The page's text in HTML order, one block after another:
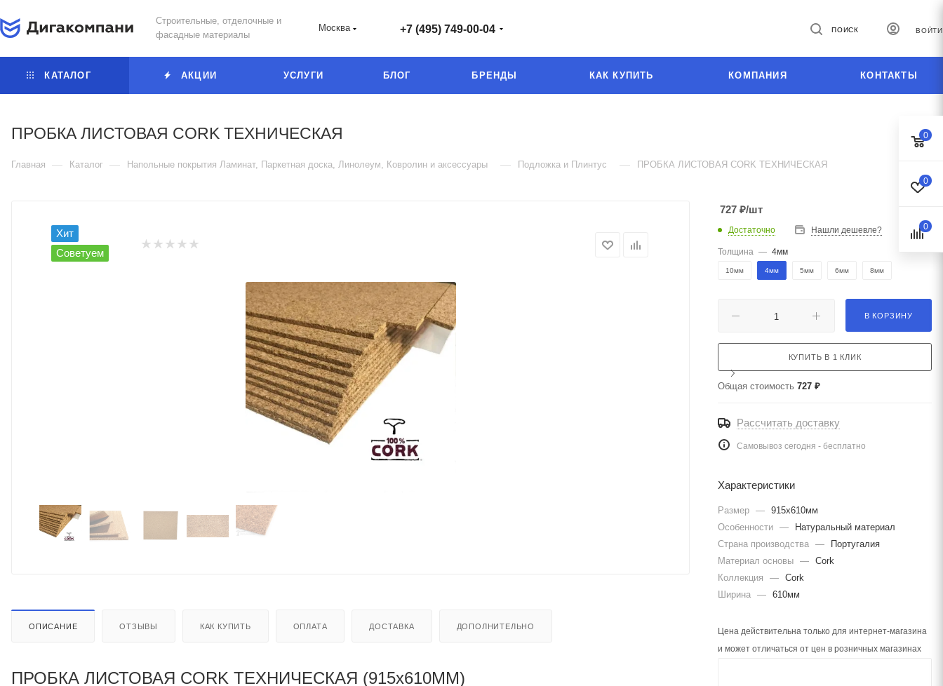
Строительные, отделочные и
фасадные материалы
Москва +7 (495) 749-00-04 ПОИСК ВОЙТИ
КАТАЛОГ АКЦИИ УСЛУГИ БЛОГ БРЕНДЫ КАК КУПИТЬ КОМПАНИЯ КОНТАКТЫ
ПРОБКА ЛИСТОВАЯ CORK ТЕХНИЧЕСКАЯ
Главная — Каталог — Напольные покрытия Ламинат, Паркетная доска, Линолеум, Ковролин и аксессуары — Подложка и Плинтус — ПРОБКА ЛИСТОВАЯ CORK ТЕХНИЧЕСКАЯ
Хит
Советуем
ОПИСАНИЕ ОТЗЫВЫ КАК КУПИТЬ ОПЛАТА ДОСТАВКА ДОПОЛНИТЕЛЬНО
ПРОБКА ЛИСТОВАЯ CORK ТЕХНИЧЕСКАЯ (915х610ММ)
727 ₽/шт
Достаточно Нашли дешевле?
Толщина — 4мм
10мм 4мм 5мм 6мм 8мм
В КОРЗИНУ
КУПИТЬ В 1 КЛИК
Общая стоимость 727 ₽
Рассчитать доставку
Самовывоз сегодня - бесплатно
Характеристики
Размер — 915x610мм
Особенности —
Натуральный материал
Страна производства —
Португалия
Материал основы — Cork
Коллекция
— Cork
Ширина — 610мм
Цена действительна только для интернет-магазина
и может отличаться от цен в розничных магазинах
0
0
0